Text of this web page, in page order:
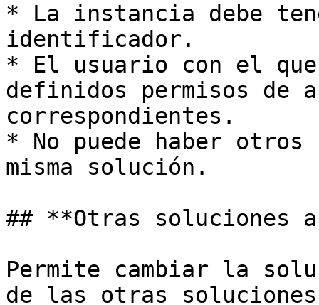
* La instancia debe
identificador.
* El usuario con el que
definidos permisos de
correspondientes.
* No puede haber
misma solución.
## **Otras soluciones
Permite cambiar la
de las otras soluciones